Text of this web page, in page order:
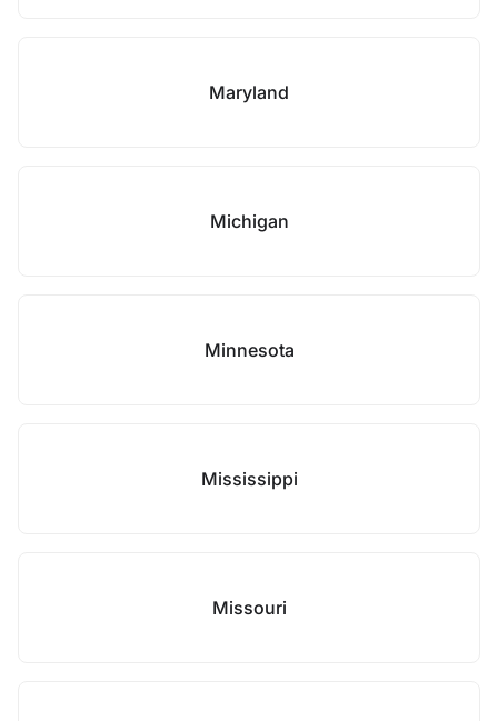
Maryland
Michigan
Minnesota
Mississippi
Missouri